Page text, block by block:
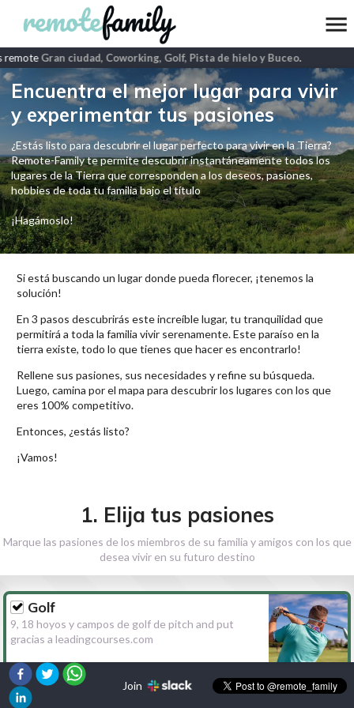
Gran ciudad, Coworking, Golf, Pista de hielo y Buceo.
Encuentra el mejor lugar para vivir
y experimentar tus pasiones
¿Estás listo para descubrir el lugar perfecto para vivir en la Tierra?
Remote-Family te permite descubrir instantáneamente todos los
lugares de la Tierra que corresponden a los deseos, pasiones,
hobbies de toda tu familia bajo el título
¡Hagámoslo!
Si está buscando un lugar donde pueda florecer, ¡tenemos la
solución!
En 3 pasos descubrirás este increíble lugar, tu tranquilidad que
permitirá a toda la familia vivir serenamente. Este paraíso en la
tierra existe, todo lo que tienes que hacer es encontrarlo!
Rellene sus pasiones, sus necesidades y refine su búsqueda.
Luego, camina por el mapa para descubrir los lugares con los que
eres 100% competitivo.
Entonces, ¿estás listo?
¡Vamos!
1. Elija tus pasiones
Marque las pasiones de los miembros de su familia y amigos con los que
desea vivir en su futuro destino
Golf
9, 18 hoyos y campos de golf de pitch and put
gracias a leadingcourses.com
Senderismo
Join